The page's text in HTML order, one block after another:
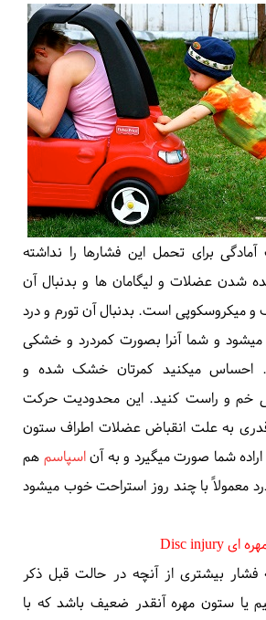
برای تحمل این فشارها را نداشته
شدن عضلات و لیگامان ها و بدنبال آن
و میکروسکوپی است. بدنبال آن تورم و درد
میشود و شما آنرا بصورت کمردرد و خشکی
احساس میکنید کمرتان خشک شده و
خم و راست کنید. این محدودیت حرکت
به علت انقباضعضلات اطراف ستون
شما صورت میگیرد و به آناسپاسم هم
معمولاً با چند روز استراحت خوب میشود
Disc injury
فشار بیشتری از آنچه در حالت قبل ذکر
یا ستون مهره آنقدر ضعیف باشد که با